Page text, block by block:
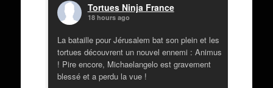
Tortues Ninja France
18 hours ago
La bataille pour Jérusalem bat son plein et les
tortues découvrent un nouvel ennemi : Animus
! Pire encore, Michaelangelo est gravement
blessé et a perdu la vue !